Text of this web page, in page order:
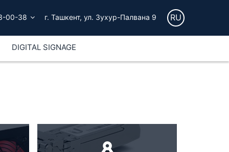
00-38 г. Ташкент, ул. Зухур-Палвана 9 RU
DIGITAL SIGNAGE